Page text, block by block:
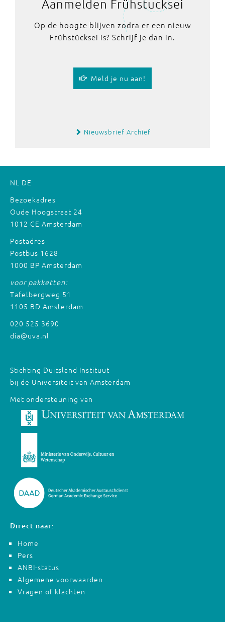
Aanmelden Frühstucksei
Op de hoogte blijven zodra er een nieuw
Frühstücksei is? Schrijf je dan in.
Meld je nu aan!
Nieuwsbrief Archief
NL DE
Bezoekadres
Oude Hoogstraat 24
1012 CE Amsterdam
Postadres
Postbus 1628
1000 BP Amsterdam
voor pakketten:
Tafelbergweg 51
1105 BD Amsterdam
020 525 3690
dia@uva.nl
Stichting Duitsland Instituut
bij de Universiteit van Amsterdam
Met ondersteuning van
Direct naar:
Home
Pers
ANBI-status
Algemene voorwaarden
Vragen of klachten